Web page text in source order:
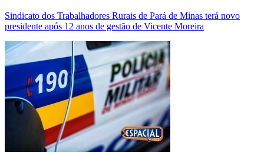
Sindicato dos Trabalhadores Rurais de Pará de Minas terá novo
presidente após 12 anos de gestão de Vicente Moreira